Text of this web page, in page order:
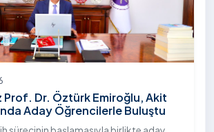
Prof. Dr. Öztürk Emiroğlu, Akit
Aday Öğrencilerle Buluştu